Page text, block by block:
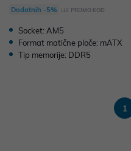
Dodatnih -5% uz PROMO KOD
Socket: AM5
Format matične ploče: mATX
Tip memorije: DDR5
1